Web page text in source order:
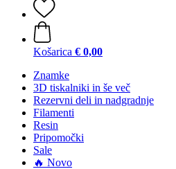
Košarica € 0,00
Znamke
3D tiskalniki in še več
Rezervni deli in nadgradnje
Filamenti
Resin
Pripomočki
Sale
🔥 Novo